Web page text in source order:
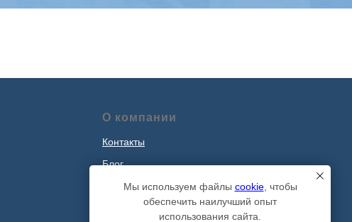
Мы используем файлы cookie, чтобы
обеспечить наилучший опыт
использования сайта.
О компании
Контакты
Блог
Наши проекты
Политика обработки персональных